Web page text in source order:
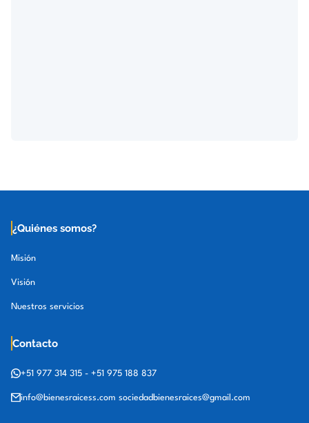
¿Quiénes somos?
Misión
Visión
Nuestros servicios
Contacto
+51 977 314 315 - +51 975 188 837
info@bienesraicess.com sociedadbienesraices@gmail.com